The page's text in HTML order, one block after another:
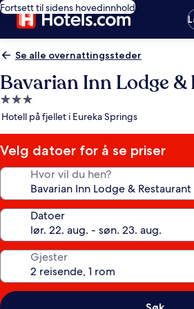
Fortsett til sidens hovedinnhold
Se alle overnattingssteder
Bavarian Inn Lodge
Overnattingssted
med
stjerner
Hotell på fjellet i Eureka Springs
Velg datoer for å se priser
Hvor vil du hen?
Datoer
Gjester